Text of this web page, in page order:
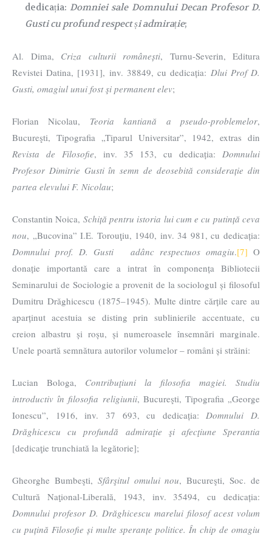
dedicația:Domniei sale Domnului Decan Profesor D.
Gusti cu profund respect și admirație;
Al. Dima, Criza culturii românești, Turnu-Severin, Editura
Revistei Datina, [1931], inv. 38849, cu dedicația: Dlui Prof D.
Gusti, omagiul unui fost şi permanent elev;
Florian Nicolau, Teoria kantiană a pseudo-problemelor,
Bucureşti, Tipografia „Tiparul Universitar”, 1942, extras din
Revista de Filosofie, inv. 35 153, cu dedicația: Domnului
Profesor Dimitrie Gusti în semn de deosebită considerație din
partea elevului F. Nicolau;
Constantin Noica, Schiță pentru istoria lui cum e cu putință ceva
nou, „Bucovina” I.E. Torouţiu, 1940, inv. 34 981, cu dedicația:
Domnului prof. D. Gusti adânc respectuos omagiu.[7] O
donație importantă care a intrat în componența Bibliotecii
Seminarului de Sociologie a provenit de la sociologul și filosoful
Dumitru Drăghicescu (1875–1945). Multe dintre cărțile care au
aparținut acestuia se disting prin sublinierile accentuate, cu
creion albastru și roșu, și numeroasele însemnări marginale.
Unele poartă semnătura autorilor volumelor – români și străini:
Lucian Bologa, Contribuţiuni la filosofia magiei. Studiu
introductiv în filosofia religiunii, Bucureşti, Tipografia „George
Ionescu”, 1916, inv. 37 693, cu dedicația: Domnului D.
Drăghicescu cu profundă admiraţie şi afecţiune Sperantia
[dedicaţie trunchiată la legătorie];
Gheorghe Bumbeşti, Sfârşitul omului nou, Bucureşti, Soc. de
Cultură Naţional-Liberală, 1943, inv. 35494, cu dedicația:
Domnului profesor D. Drăghicescu marelui filosof acest volum
cu puțină Filosofie și multe speranțe politice. În chip de omagiu